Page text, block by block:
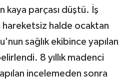
kaya parçası düştü. İş
hareketsiz halde ocaktan
sağlık ekibince yapılan
8 yıllık madenci
incelemeden sonra